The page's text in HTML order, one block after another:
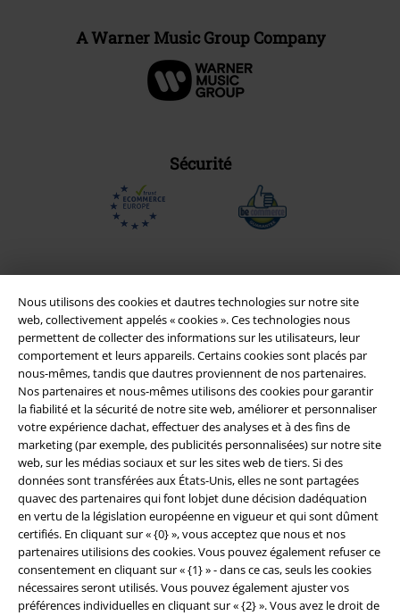
Nous utilisons des cookies et dautres technologies sur notre site
web, collectivement appelés « cookies ». Ces technologies nous
permettent de collecter des informations sur les utilisateurs, leur
comportement et leurs appareils. Certains cookies sont placés par
nous-mêmes, tandis que dautres proviennent de nos partenaires.
Nos partenaires et nous-mêmes utilisons des cookies pour garantir
la fiabilité et la sécurité de notre site web, améliorer et personnaliser
votre expérience dachat, effectuer des analyses et à des fins de
marketing (par exemple, des publicités personnalisées) sur notre site
web, sur les médias sociaux et sur les sites web de tiers. Si des
données sont transférées aux États-Unis, elles ne sont partagées
quavec des partenaires qui font lobjet dune décision dadéquation
en vertu de la législation européenne en vigueur et qui sont dûment
certifiés. En cliquant sur « {0} », vous acceptez que nous et nos
partenaires utilisions des cookies. Vous pouvez également refuser ce
consentement en cliquant sur « {1} » - dans ce cas, seuls les cookies
nécessaires seront utilisés. Vous pouvez également ajuster vos
préférences individuelles en cliquant sur « {2} ». Vous avez le droit de
A Warner Music Group Company
Sécurité
Légal
Conditions générales
Éditeur
Clauses de confidentialité
Élimination des déchets et protection de l'environnement